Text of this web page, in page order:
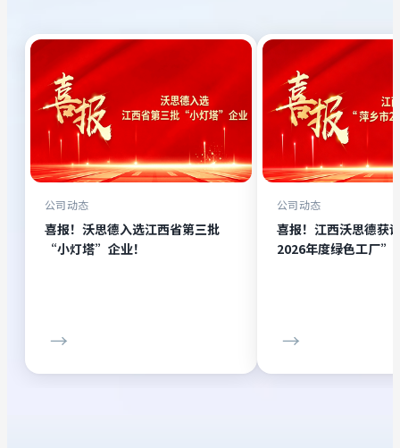
公司动态
喜报！沃思德入选江西省第三批
“小灯塔”企业！
→
公司动态
喜报！江西沃思德获
2026年度绿色工厂”
→